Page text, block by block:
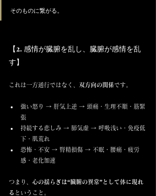
そのものに繋がる。
【2. 感情が臓腑を乱し、臓腑が感情を乱
す】
これは一方通行ではなく、 双方向の関係です。
強い怒り → 肝気上逆 → 頭痛・生理不順・筋緊
張
持続する悲しみ → 肺気虚 → 呼吸浅い・免疫低
下・肌荒れ
恐怖・不安 → 腎精損傷 → 不眠・腰痛・疲労
感・老化加速
つまり、 心の揺らぎは“臓腑の異常”として体に現れ
る ということ。